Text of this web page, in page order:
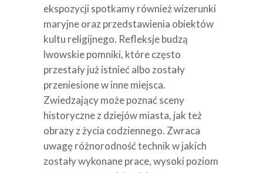
ekspozycji spotkamy również wizerunki
maryjne oraz przedstawienia obiektów
kultu religijnego. Refleksje budzą
lwowskie pomniki, które często
przestały już istnieć albo zostały
przeniesione w inne miejsca.
Zwiedzający może poznać sceny
historyczne z dziejów miasta, jak też
obrazy z życia codziennego. Zwraca
uwagę różnorodność technik w jakich
zostały wykonane prace, wysoki poziom